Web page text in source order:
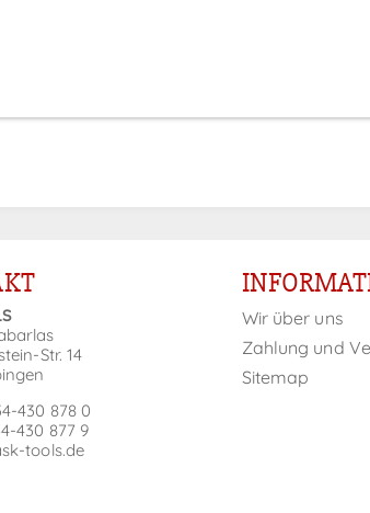
Str. 14
430 878 0
430 877 9
tools.de
Wir über uns
Zahlung und
Sitemap